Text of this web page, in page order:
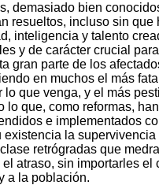
demasiado bien
resueltos, incluso sin que
inteligencia y talento
y de carácter crucial
gran parte de los
en muchos el más
que venga, y el más
que, como reformas,
e implementados
la
retrógradas que
atraso, sin importarles
a la población.